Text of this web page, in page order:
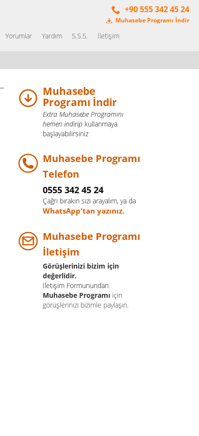
+90 555 342 45 24
Muhasebe Programı İndir
Yorumlar Yardım S.S.S. İletişim
Muhasebe
Programı İndir
Extra Muhasebe Programını
hemen indirip kullanmaya
başlayabilirsiniz
Muhasebe Programı
Telefon
0555 342 45 24
Çağrı bırakın sizi arayalım, ya da
WhatsApp'tan yazınız.
Muhasebe Programı
İletişim
Görüşlerinizi bizim için
değerlidir.
İletişim Formunundan
Muhasebe Programı için
görüşlerinizi bizimle paylaşın.